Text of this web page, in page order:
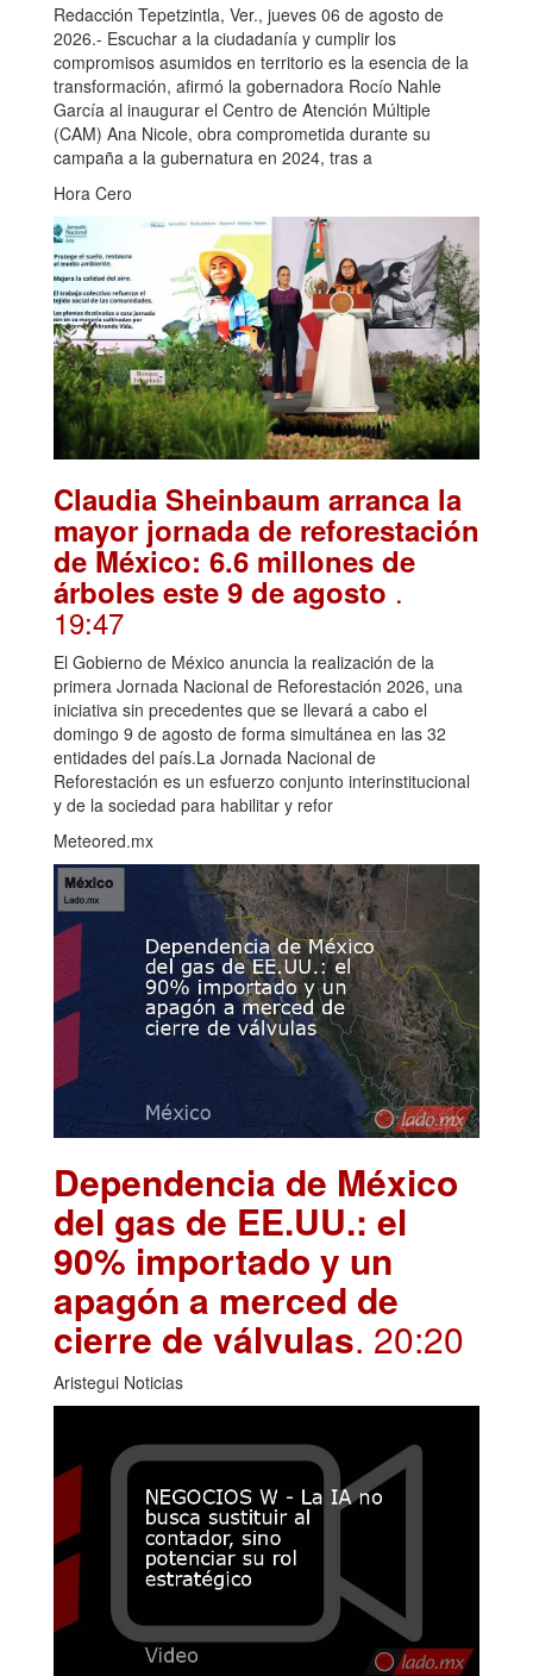
Redacción Tepetzintla, Ver., jueves 06 de agosto de
2026.- Escuchar a la ciudadanía y cumplir los
compromisos asumidos en territorio es la esencia de la
transformación, afirmó la gobernadora Rocío Nahle
García al inaugurar el Centro de Atención Múltiple
(CAM) Ana Nicole, obra comprometida durante su
campaña a la gubernatura en 2024, tras a
Hora Cero
Claudia Sheinbaum arranca la
mayor jornada de reforestación
de México: 6.6 millones de
árboles este 9 de agosto .
19:47
El Gobierno de México anuncia la realización de la
primera Jornada Nacional de Reforestación 2026, una
iniciativa sin precedentes que se llevará a cabo el
domingo 9 de agosto de forma simultánea en las 32
entidades del país.La Jornada Nacional de
Reforestación es un esfuerzo conjunto interinstitucional
y de la sociedad para habilitar y refor
Meteored.mx
Dependencia de México
del gas de EE.UU.: el
90% importado y un
apagón a merced de
cierre de válvulas. 20:20
Aristegui Noticias